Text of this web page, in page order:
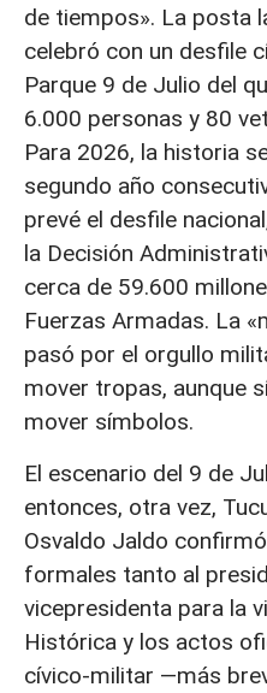
de tiempos». La posta
celebró con un desfile
Parque 9 de Julio del
6.000 personas y 80
Para 2026, la historia
segundo año
prevé el desfile
la Decisión
cerca de 59.600
Fuerzas Armadas. La
pasó por el orgullo
mover tropas, aunque
mover símbolos.
El escenario del 9 de
entonces, otra vez,
Osvaldo Jaldo
formales tanto al
vicepresidenta para la
Histórica y los actos
cívico-militar —más